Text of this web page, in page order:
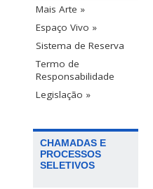
Mais Arte »
Espaço Vivo »
Sistema de Reserva
Termo de
Responsabilidade
Legislação »
CHAMADAS E
PROCESSOS
SELETIVOS